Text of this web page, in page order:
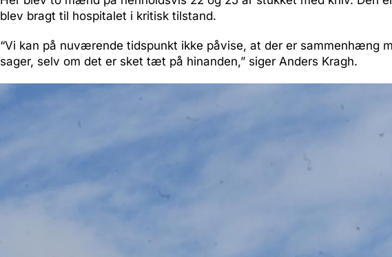
blev bragt til hospitalet i kritisk tilstand.
“Vi kan på nuværende tidspunkt ikke påvise, at der er sammenhæng
sager, selv om det er sket tæt på hinanden,” siger Anders Kragh.